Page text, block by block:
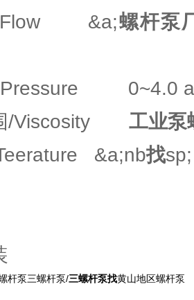
/Flow &a;螺杆泵
Pressure 0~4.0 a
/Viscosity 工业泵
&a;nb找
杆泵三螺杆泵/三螺杆泵找黄山地区螺杆泵